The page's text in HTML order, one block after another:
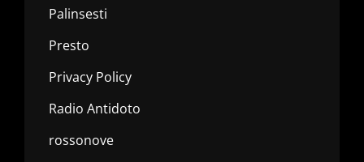
Palinsesti
Presto
Privacy Policy
Radio Antidoto
rossonove